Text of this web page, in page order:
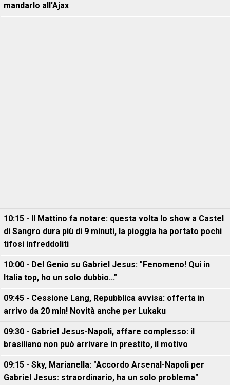
mandarlo all'Ajax
10:15 - Il Mattino fa notare: questa volta lo show a Castel
di Sangro dura più di 9 minuti, la pioggia ha portato pochi
tifosi infreddoliti
10:00 - Del Genio su Gabriel Jesus: "Fenomeno! Qui in
Italia top, ho un solo dubbio..."
09:45 - Cessione Lang, Repubblica avvisa: offerta in
arrivo da 20 mln! Novità anche per Lukaku
09:30 - Gabriel Jesus-Napoli, affare complesso: il
brasiliano non può arrivare in prestito, il motivo
09:15 - Sky, Marianella: "Accordo Arsenal-Napoli per
Gabriel Jesus: straordinario, ha un solo problema"